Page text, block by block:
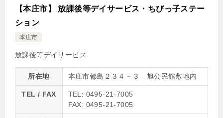
【本庄市】 放課後等デイサービス・ちびっ子ステー
ション
本庄市
放課後等デイサービス
所在地 本庄市都島２３４－３ 旭公民館敷地内
TEL / FAX
TEL: 0495-21-7005
FAX: 0495-21-7005